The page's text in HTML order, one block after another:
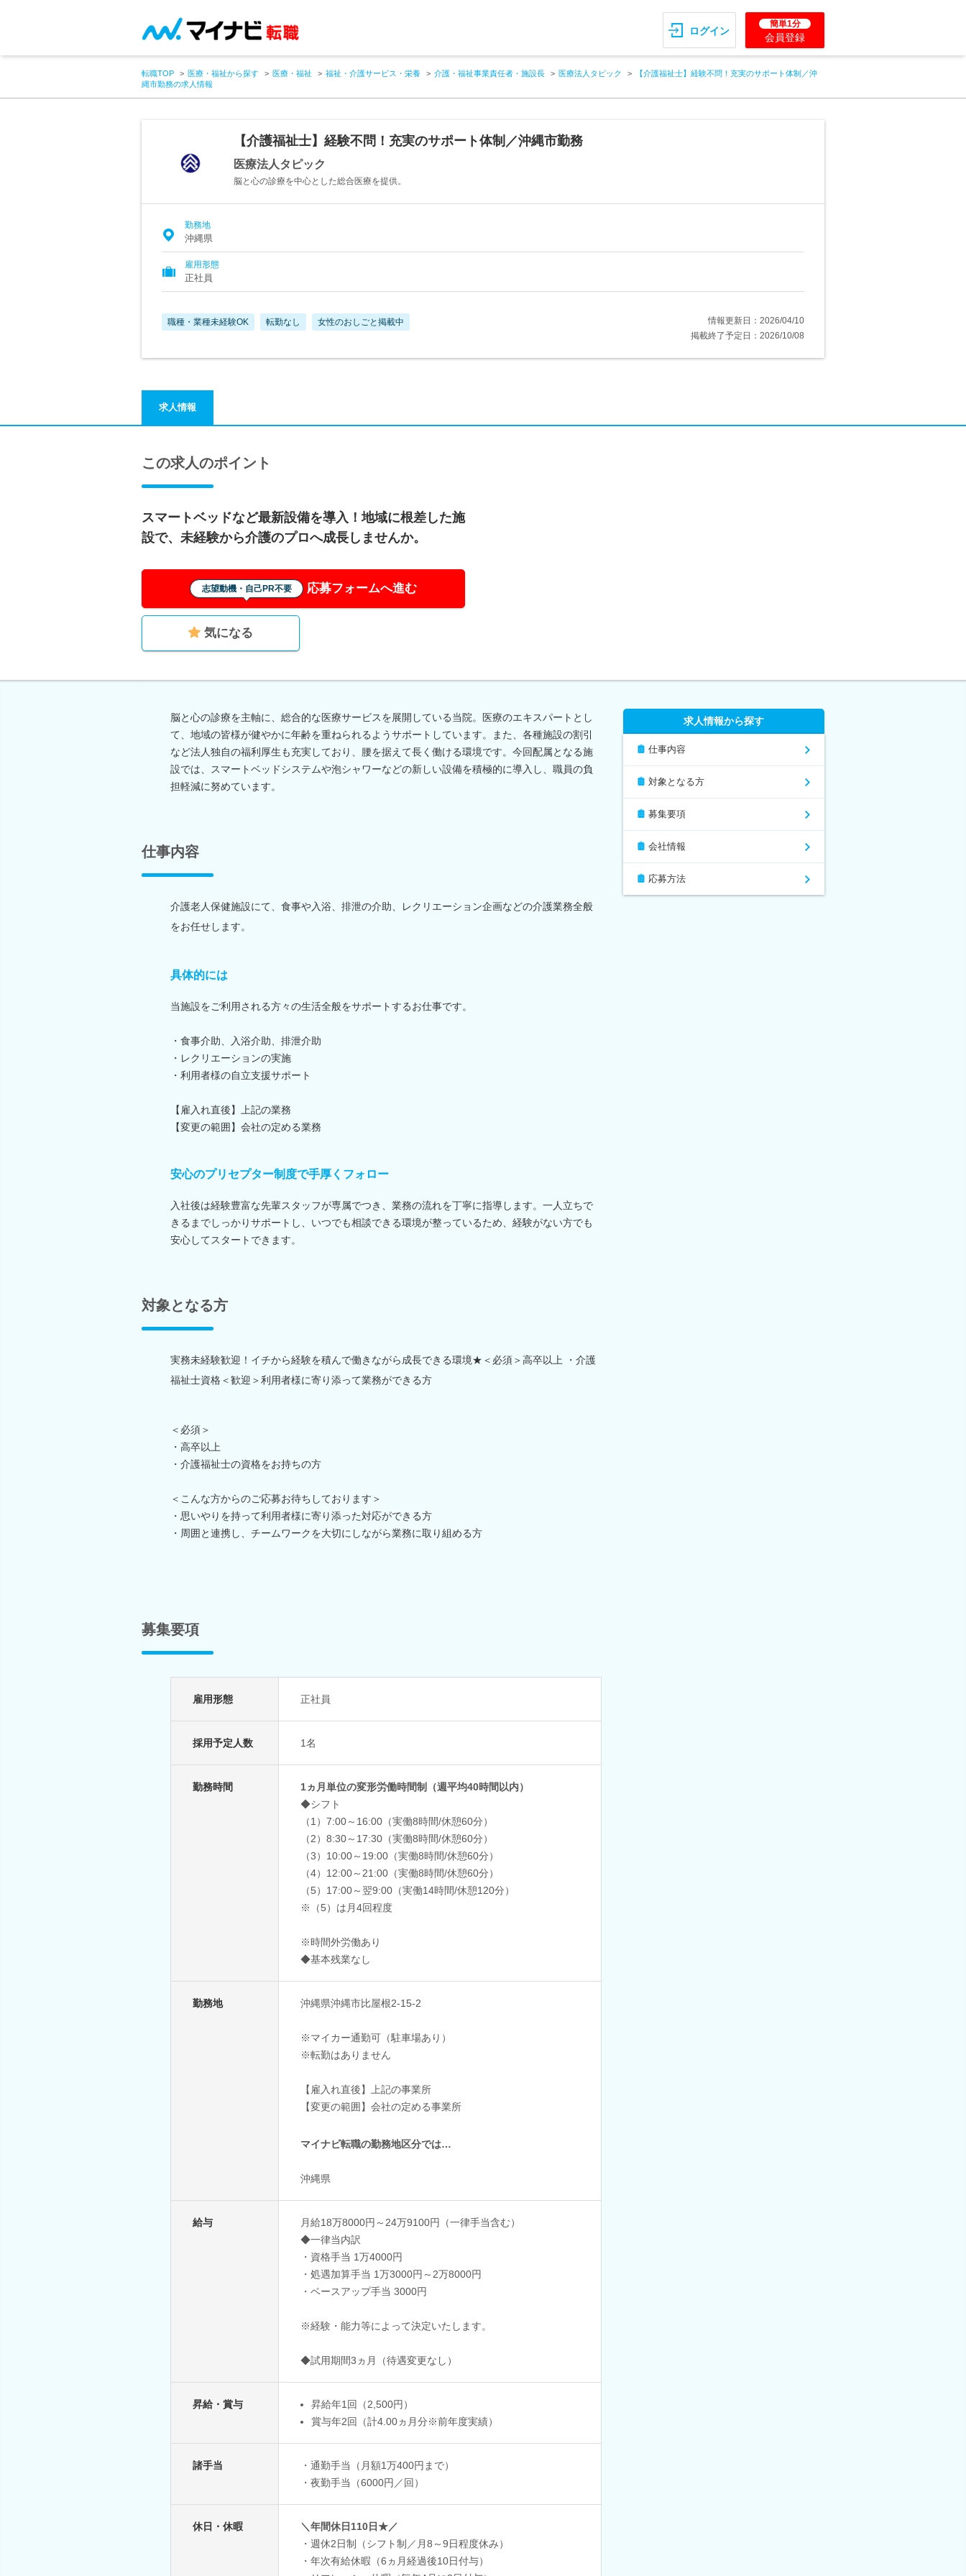
ログイン
簡単1分
会員登録
転職TOP 医療・福祉から探す 医療・福祉 福祉・介護サービス・栄養 介護・福祉事業責任者・施設長 医療法人タピック
【介護福祉士】経験不問！充実のサポート体制／沖
縄市勤務の求人情報
【介護福祉士】経験不問！充実のサポート体制／沖縄市勤務
医療法人タピック
脳と心の診療を中心とした総合医療を提供。
勤務地
沖縄県
雇用形態
正社員
職種・業種未経験OK 転勤なし 女性のおしごと掲載中
情報更新日：2026/04/10
掲載終了予定日：2026/10/08
求人情報
この求人のポイント
スマートベッドなど最新設備を導入！地域に根差した施
設で、未経験から介護のプロへ成長しませんか。
志望動機・自己PR不要 応募フォームへ進む
気になる
脳と心の診療を主軸に、総合的な医療サービスを展開している当院。医療のエキスパートとし
て、地域の皆様が健やかに年齢を重ねられるようサポートしています。また、各種施設の割引
など法人独自の福利厚生も充実しており、腰を据えて長く働ける環境です。今回配属となる施
設では、スマートベッドシステムや泡シャワーなどの新しい設備を積極的に導入し、職員の負
担軽減に努めています。
仕事内容
介護老人保健施設にて、食事や入浴、排泄の介助、レクリエーション企画などの介護業務全般
をお任せします。
具体的には
当施設をご利用される方々の生活全般をサポートするお仕事です。
・食事介助、入浴介助、排泄介助
・レクリエーションの実施
・利用者様の自立支援サポート
【雇入れ直後】上記の業務
【変更の範囲】会社の定める業務
安心のプリセプター制度で手厚くフォロー
入社後は経験豊富な先輩スタッフが専属でつき、業務の流れを丁寧に指導します。一人立ちで
きるまでしっかりサポートし、いつでも相談できる環境が整っているため、経験がない方でも
安心してスタートできます。
対象となる方
実務未経験歓迎！イチから経験を積んで働きながら成長できる環境★＜必須＞高卒以上 ・介護
福祉士資格＜歓迎＞利用者様に寄り添って業務ができる方
＜必須＞
・高卒以上
・介護福祉士の資格をお持ちの方
＜こんな方からのご応募お待ちしております＞
・思いやりを持って利用者様に寄り添った対応ができる方
・周囲と連携し、チームワークを大切にしながら業務に取り組める方
募集要項
雇用形態 正社員
採用予定人数 1名
勤務時間
1ヵ月単位の変形労働時間制（週平均40時間以内）
◆シフト
（1）7:00～16:00（実働8時間/休憩60分）
（2）8:30～17:30（実働8時間/休憩60分）
（3）10:00～19:00（実働8時間/休憩60分）
（4）12:00～21:00（実働8時間/休憩60分）
（5）17:00～翌9:00（実働14時間/休憩120分）
※（5）は月4回程度
※時間外労働あり
◆基本残業なし
勤務地 沖縄県沖縄市比屋根2-15-2
※マイカー通勤可（駐車場あり）
※転勤はありません
【雇入れ直後】上記の事業所
【変更の範囲】会社の定める事業所
マイナビ転職の勤務地区分では…
沖縄県
給与
月給18万8000円～24万9100円（一律手当含む）
◆一律当内訳
・資格手当 1万4000円
・処遇加算手当 1万3000円～2万8000円
・ベースアップ手当 3000円
※経験・能力等によって決定いたします。
◆試用期間3ヵ月（待遇変更なし）
昇給・賞与
昇給年1回（2,500円）
賞与年2回（計4.00ヵ月分※前年度実績）
諸手当
・通勤手当（月額1万400円まで）
・夜勤手当（6000円／回）
休日・休暇
＼年間休日110日★／
・週休2日制（シフト制／月8～9日程度休み）
・年次有給休暇（6ヵ月経過後10日付与）
求人情報から探す
仕事内容
対象となる方
募集要項
会社情報
応募方法